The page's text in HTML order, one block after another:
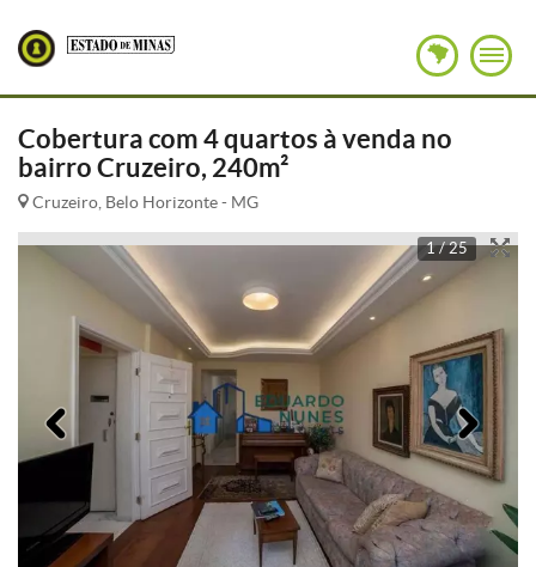
Cobertura com 4 quartos à venda no
bairro Cruzeiro, 240m²
Cruzeiro, Belo Horizonte - MG
1 / 25
Anterior